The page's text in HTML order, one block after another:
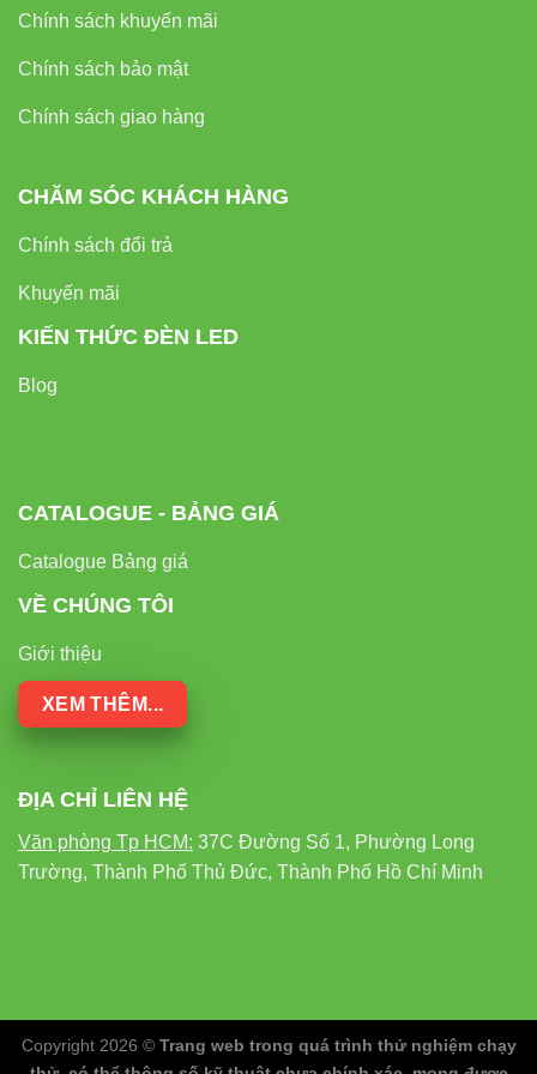
Chính sách khuyến mãi
Chính sách bảo mật
Chính sách giao hàng
CHĂM SÓC KHÁCH HÀNG
Chính sách đổi trả
Khuyến mãi
KIẾN THỨC ĐÈN LED
Blog
CATALOGUE - BẢNG GIÁ
Catalogue Bảng giá
VỀ CHÚNG TÔI
Giới thiệu
XEM THÊM...
ĐỊA CHỈ LIÊN HỆ
Văn phòng Tp HCM: 37C Đường Số 1, Phường Long
Trường, Thành Phố Thủ Đức, Thành Phố Hồ Chí Minh
Copyright 2026 © Trang web trong quá trình thử nghiệm chạy